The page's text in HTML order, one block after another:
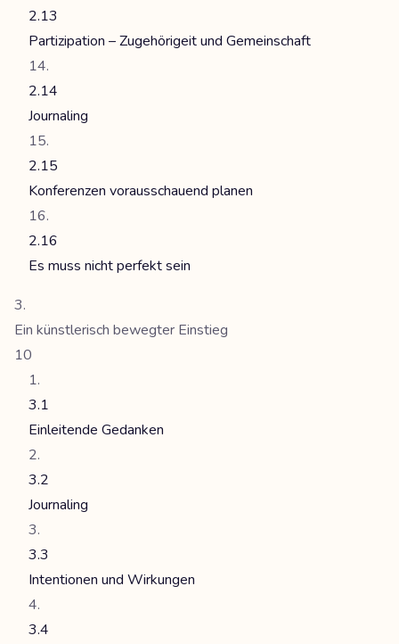
2.13
Partizipation – Zugehörigeit und Gemeinschaft
2.14
Journaling
2.15
Konferenzen vorausschauend planen
2.16
Es muss nicht perfekt sein
Ein künstlerisch bewegter Einstieg
10
3.1
Einleitende Gedanken
3.2
Journaling
3.3
Intentionen und Wirkungen
3.4